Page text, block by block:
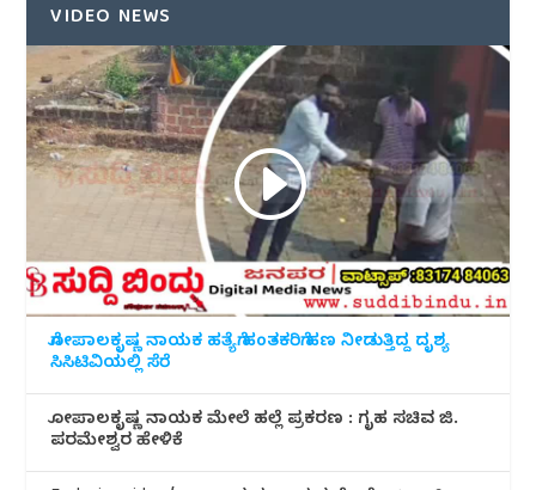
VIDEO NEWS
ಗೋಪಾಲಕೃಷ್ಣ ನಾಯಕ ಹತ್ಯೆಗೆ ಹಂತಕರಿಗೆ ಹಣ ನೀಡುತ್ತಿದ್ದ ದೃಶ್ಯ
ಸಿಸಿಟಿವಿಯಲ್ಲಿ ಸೆರೆ
ಗೋಪಾಲಕೃಷ್ಣ ನಾಯಕ ಮೇಲೆ ಹಲ್ಲೆ ಪ್ರಕರಣ : ಗೃಹ ಸಚಿವ ಜಿ.
ಪರಮೇಶ್ವರ ಹೇಳಿಕೆ